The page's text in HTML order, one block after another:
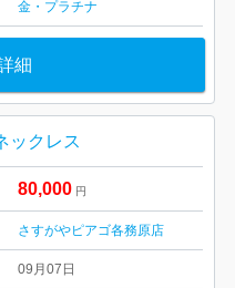
金・プラチナ
細
ックレス
80,000 円
さすがやピアゴ各務原店
09月07日